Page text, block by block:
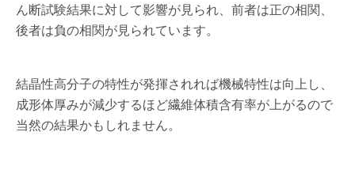
ん断試験結果に対して影響が見られ、前者は正の相関、
後者は負の相関が見られています。
結晶性高分子の特性が発揮されれば機械特性は向上し、
成形体厚みが減少するほど繊維体積含有率が上がるので
当然の結果かもしれません。